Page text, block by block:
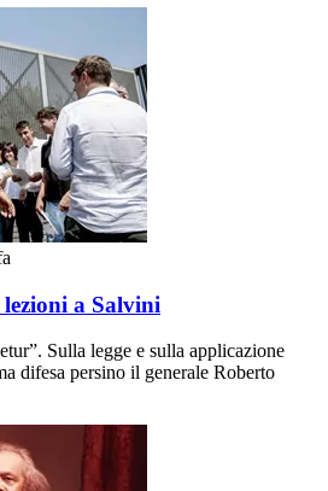
a Salvini
Sulla legge e sulla applicazione
difesa persino il generale Roberto